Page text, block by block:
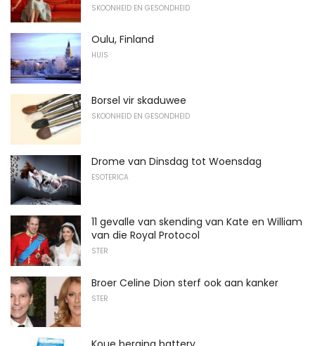
SKOONHEID EN GESONDHEID
Oulu, Finland
HUIS
Borsel vir skaduwee
SKOONHEID EN GESONDHEID
Drome van Dinsdag tot Woensdag
ESOTERICA
11 gevalle van skending van Kate en William
van die Royal Protocol
STER
Broer Celine Dion sterf ook aan kanker
STER